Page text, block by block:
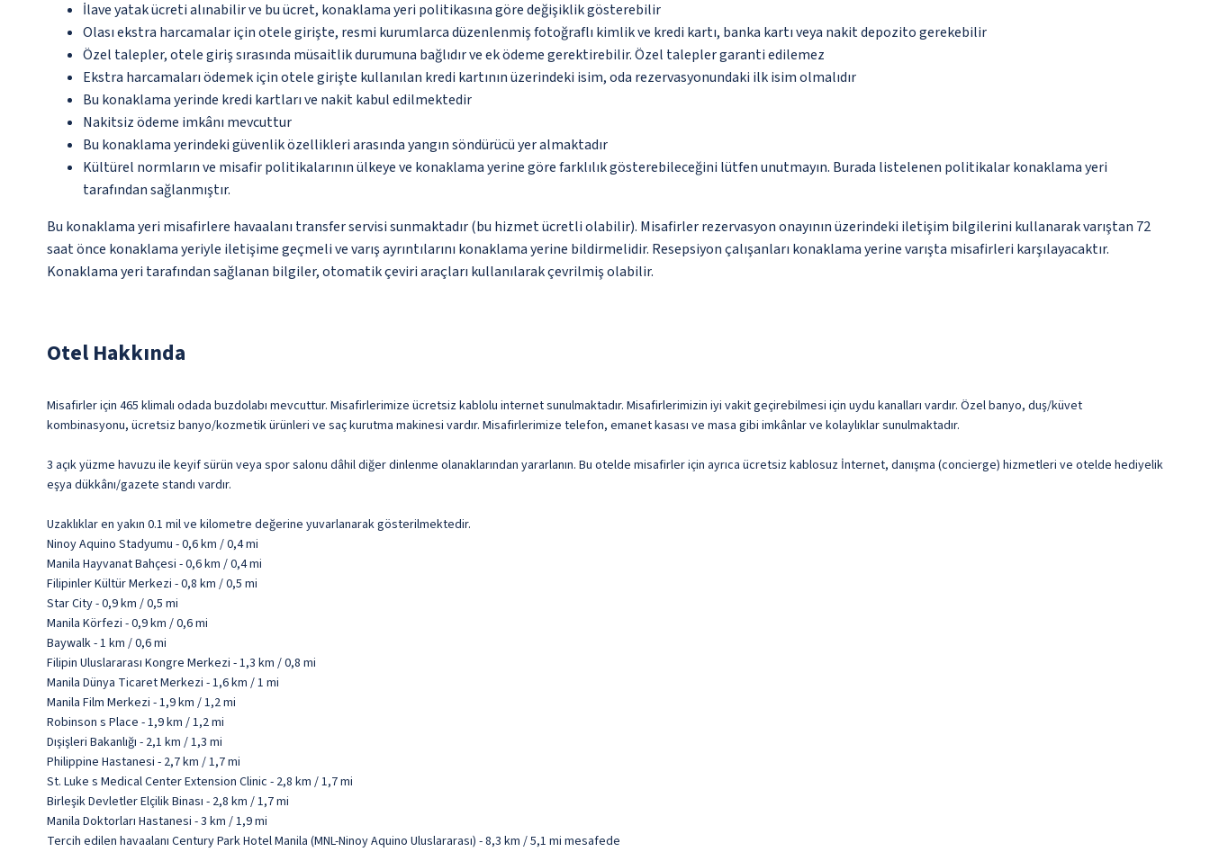
İlave yatak ücreti alınabilir ve bu ücret, konaklama yeri politikasına göre değişiklik gösterebilir
Olası ekstra harcamalar için otele girişte, resmi kurumlarca düzenlenmiş fotoğraflı kimlik ve kredi kartı, banka kartı veya nakit depozito gerekebilir
Özel talepler, otele giriş sırasında müsaitlik durumuna bağlıdır ve ek ödeme gerektirebilir. Özel talepler garanti edilemez
Ekstra harcamaları ödemek için otele girişte kullanılan kredi kartının üzerindeki isim, oda rezervasyonundaki ilk isim olmalıdır
Bu konaklama yerinde kredi kartları ve nakit kabul edilmektedir
Nakitsiz ödeme imkânı mevcuttur
Bu konaklama yerindeki güvenlik özellikleri arasında yangın söndürücü yer almaktadır
Kültürel normların ve misafir politikalarının ülkeye ve konaklama yerine göre farklılık gösterebileceğini lütfen unutmayın. Burada listelenen politikalar konaklama yeri
tarafından sağlanmıştır.
Bu konaklama yeri misafirlere havaalanı transfer servisi sunmaktadır (bu hizmet ücretli olabilir). Misafirler rezervasyon onayının üzerindeki iletişim bilgilerini kullanarak varıştan 72
saat önce konaklama yeriyle iletişime geçmeli ve varış ayrıntılarını konaklama yerine bildirmelidir. Resepsiyon çalışanları konaklama yerine varışta misafirleri karşılayacaktır.
Konaklama yeri tarafından sağlanan bilgiler, otomatik çeviri araçları kullanılarak çevrilmiş olabilir.
Otel Hakkında
Misafirler için 465 klimalı odada buzdolabı mevcuttur. Misafirlerimize ücretsiz kablolu internet sunulmaktadır. Misafirlerimizin iyi vakit geçirebilmesi için uydu kanalları vardır. Özel banyo, duş/küvet
kombinasyonu, ücretsiz banyo/kozmetik ürünleri ve saç kurutma makinesi vardır. Misafirlerimize telefon, emanet kasası ve masa gibi imkânlar ve kolaylıklar sunulmaktadır.
3 açık yüzme havuzu ile keyif sürün veya spor salonu dâhil diğer dinlenme olanaklarından yararlanın. Bu otelde misafirler için ayrıca ücretsiz kablosuz İnternet, danışma (concierge) hizmetleri ve otelde hediyelik
eşya dükkânı/gazete standı vardır.
Uzaklıklar en yakın 0.1 mil ve kilometre değerine yuvarlanarak gösterilmektedir.
Ninoy Aquino Stadyumu - 0,6 km / 0,4 mi
Manila Hayvanat Bahçesi - 0,6 km / 0,4 mi
Filipinler Kültür Merkezi - 0,8 km / 0,5 mi
Star City - 0,9 km / 0,5 mi
Manila Körfezi - 0,9 km / 0,6 mi
Baywalk - 1 km / 0,6 mi
Filipin Uluslararası Kongre Merkezi - 1,3 km / 0,8 mi
Manila Dünya Ticaret Merkezi - 1,6 km / 1 mi
Manila Film Merkezi - 1,9 km / 1,2 mi
Robinson s Place - 1,9 km / 1,2 mi
Dışişleri Bakanlığı - 2,1 km / 1,3 mi
Philippine Hastanesi - 2,7 km / 1,7 mi
St. Luke s Medical Center Extension Clinic - 2,8 km / 1,7 mi
Birleşik Devletler Elçilik Binası - 2,8 km / 1,7 mi
Manila Doktorları Hastanesi - 3 km / 1,9 mi
Tercih edilen havaalanı Century Park Hotel Manila (MNL-Ninoy Aquino Uluslararası) - 8,3 km / 5,1 mi mesafede